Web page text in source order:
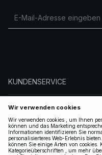
KUNDENSERVICE
ÜBER NA-KD
FOLGEN SIE UNS